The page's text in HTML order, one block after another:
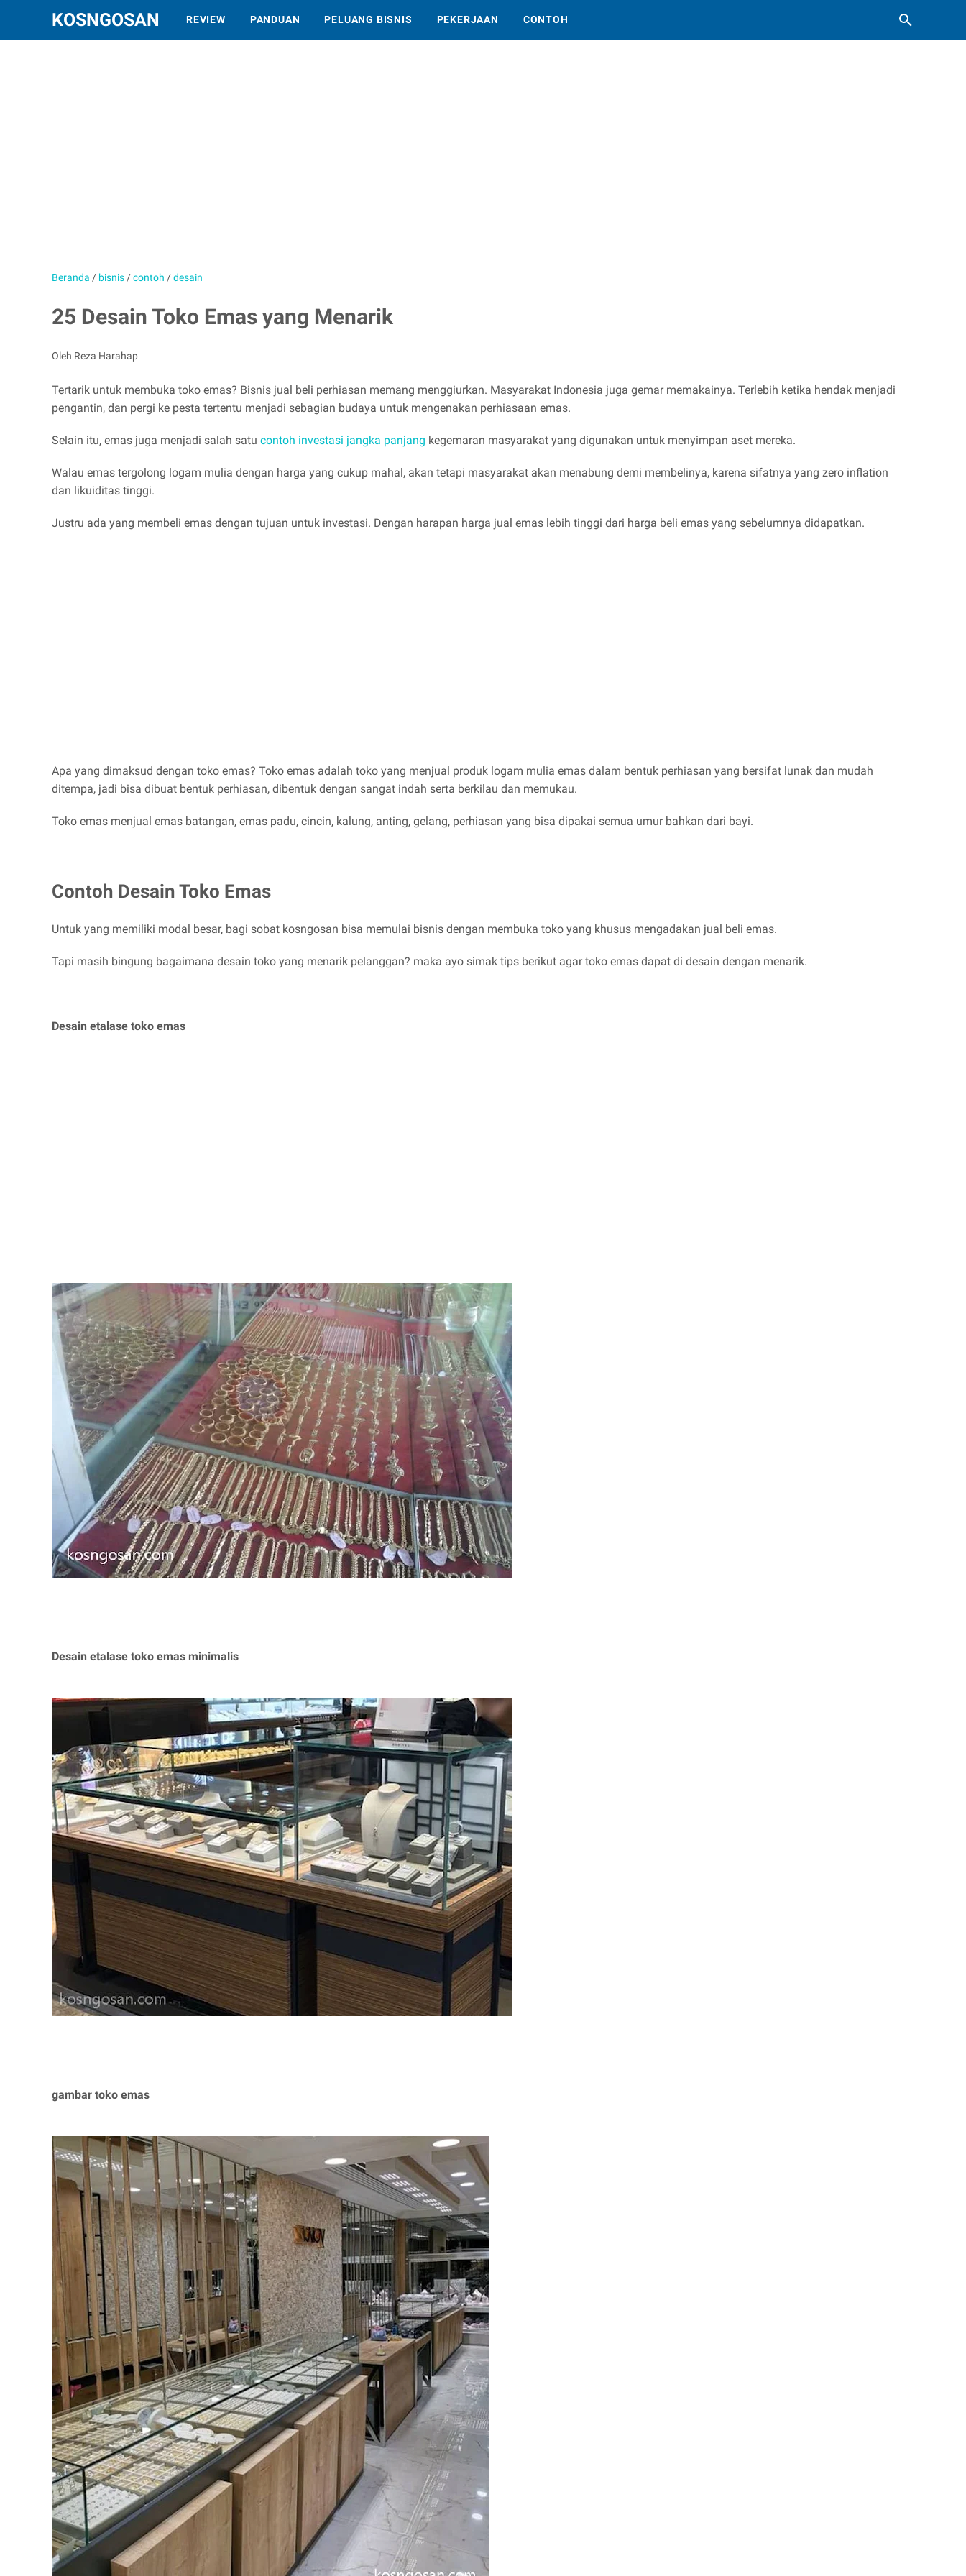
KOSNGOSAN REVIEW PANDUAN PELUANG BISNIS PEKERJAAN CONTOH
Beranda / bisnis /contoh /desain
25 Desain Toko Emas yang Menarik
Oleh Reza Harahap
Tertarik untuk membuka toko emas? Bisnis jual beli perhiasan memang menggiurkan. Masyarakat Indonesia juga gemar memakainya. Terlebih ketika hendak menjadi
pengantin, dan pergi ke pesta tertentu menjadi sebagian budaya untuk mengenakan perhiasaan emas.
Selain itu, emas juga menjadi salah satu contoh investasi jangka panjang kegemaran masyarakat yang digunakan untuk menyimpan aset mereka.
Walau emas tergolong logam mulia dengan harga yang cukup mahal, akan tetapi masyarakat akan menabung demi membelinya, karena sifatnya yang zero inflation
dan likuiditas tinggi.
Justru ada yang membeli emas dengan tujuan untuk investasi. Dengan harapan harga jual emas lebih tinggi dari harga beli emas yang sebelumnya didapatkan.
Apa yang dimaksud dengan toko emas? Toko emas adalah toko yang menjual produk logam mulia emas dalam bentuk perhiasan yang bersifat lunak dan mudah
ditempa, jadi bisa dibuat bentuk perhiasan, dibentuk dengan sangat indah serta berkilau dan memukau.
Toko emas menjual emas batangan, emas padu, cincin, kalung, anting, gelang, perhiasan yang bisa dipakai semua umur bahkan dari bayi.
Contoh Desain Toko Emas
Untuk yang memiliki modal besar, bagi sobat kosngosan bisa memulai bisnis dengan membuka toko yang khusus mengadakan jual beli emas.
Tapi masih bingung bagaimana desain toko yang menarik pelanggan? maka ayo simak tips berikut agar toko emas dapat di desain dengan menarik.
Desain etalase toko emas
Desain etalase toko emas minimalis
gambar toko emas